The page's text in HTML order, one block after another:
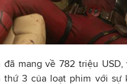
đã mang về 782 triệu
thứ 3 của loạt phim với sự